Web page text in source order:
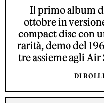
Il primo album
ottobre in
compact disc con
rarità, demo del
tre assieme agli
DI